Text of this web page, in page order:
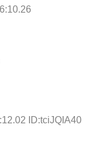
ID:tciJQIA40